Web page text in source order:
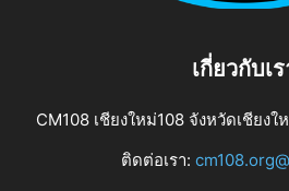
เกี่ยวกับเ
CM108 เชียงใหม่108 จังหวัดเชียง
ติดต่อเรา: